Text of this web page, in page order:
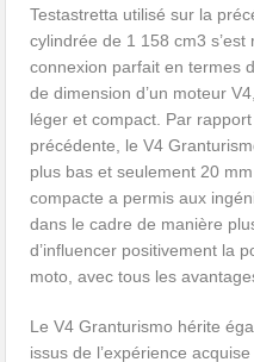
Testastretta utilisé sur la
cylindrée de 1 158 cm3
connexion parfait en termes
de dimension d’un moteur
léger et compact. Par
précédente, le V4
plus bas et seulement 20
compacte a permis aux
dans le cadre de manière
d’influencer positivement la
moto, avec tous les
Le V4 Granturismo hérite
issus de l’expérience